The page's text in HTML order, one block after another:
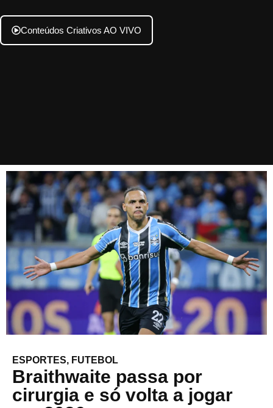
Conteúdos Criativos AO VIVO
ESPORTES, FUTEBOL
Braithwaite passa por
cirurgia e só volta a jogar